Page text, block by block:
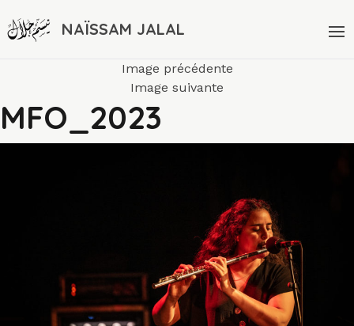
NAÏSSAM JALAL
Image précédente
Image suivante
MFO_2023